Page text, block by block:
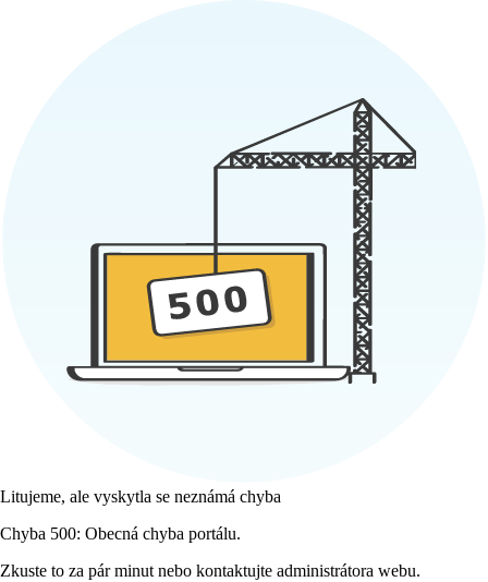
Litujeme, ale vyskytla se neznámá chyba
Chyba 500: Obecná chyba portálu.
Zkuste to za pár minut nebo kontaktujte administrátora webu.